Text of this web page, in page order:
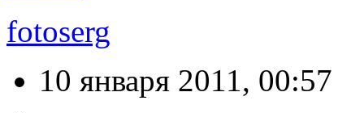
fotoserg
10 января 2011, 00:57